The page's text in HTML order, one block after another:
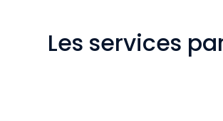
Les services